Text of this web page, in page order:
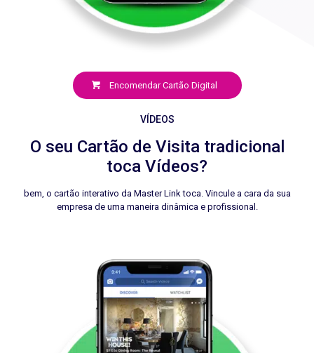
Encomendar Cartão Digital
VÍDEOS
O seu Cartão de Visita tradicional
toca Vídeos?
bem, o cartão interativo da Master Link toca. Vincule a cara da sua
empresa de uma maneira dinâmica e profissional.